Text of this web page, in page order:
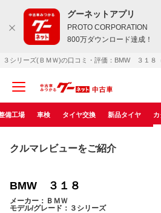
グーネットアプリ
PROTO CORPORATION
800万ダウンロード達成！
３シリーズ(ＢＭＷ)の口コミ・評価：BMW ３１８
備工場 車検 タイヤ交換 新品タイヤ
クルマレビューをご紹介
BMW ３１８
メーカー：ＢＭＷ
モデル/グレード：３シリーズ